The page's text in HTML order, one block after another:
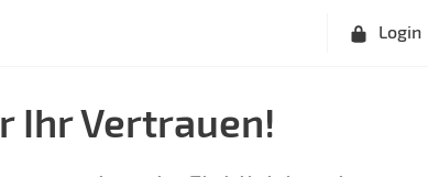
Login
Ihr Vertrauen!